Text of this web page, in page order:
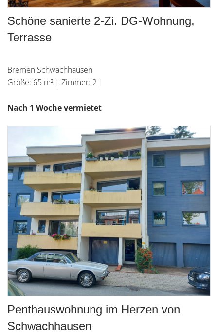
Schöne sanierte 2-Zi. DG-Wohnung,
Terrasse
Bremen Schwachhausen
Größe: 65 m² | Zimmer: 2 |
Nach 1 Woche vermietet
Penthauswohnung im Herzen von
Schwachhausen